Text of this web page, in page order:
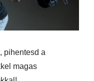
pihentesd a
magas